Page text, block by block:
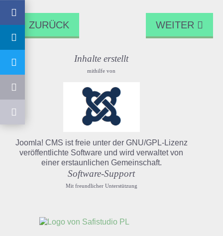
ZURÜCK WEITER
Inhalte erstellt
mithilfe von
Joomla! CMS ist freie unter der GNU/GPL-Lizenz
veröffentlichte Software und wird verwaltet von
einer erstaunlichen Gemeinschaft.
Software-Support
Mit freundlicher Unterstützung